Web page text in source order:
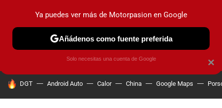
PRUEBAS COCHES ELÉCTRICOS OBSERVATORIO
HOY SE HABLA DE
DGT Android Auto Calor China Google Maps
×
Ya puedes ver más de Motorpasion en Google
Añádenos como fuente preferida
Solo necesitas una cuenta de Google